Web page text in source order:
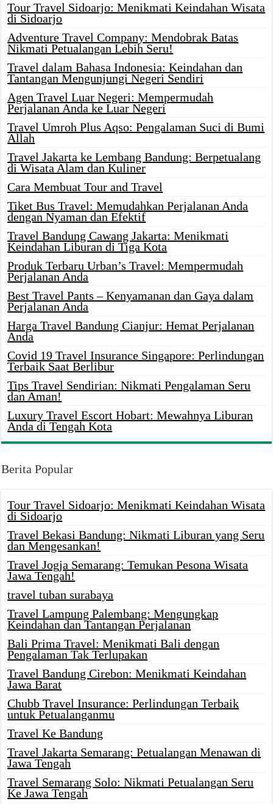
Tour Travel Sidoarjo: Menikmati Keindahan Wisata
di Sidoarjo
Adventure Travel Company: Mendobrak Batas
Nikmati Petualangan Lebih Seru!
Travel dalam Bahasa Indonesia: Keindahan dan
Tantangan Mengunjungi Negeri Sendiri
Agen Travel Luar Negeri: Mempermudah
Perjalanan Anda ke Luar Negeri
Travel Umroh Plus Aqso: Pengalaman Suci di Bumi
Allah
Travel Jakarta ke Lembang Bandung: Berpetualang
di Wisata Alam dan Kuliner
Cara Membuat Tour and Travel
Tiket Bus Travel: Memudahkan Perjalanan Anda
dengan Nyaman dan Efektif
Travel Bandung Cawang Jakarta: Menikmati
Keindahan Liburan di Tiga Kota
Produk Terbaru Urban’s Travel: Mempermudah
Perjalanan Anda
Best Travel Pants – Kenyamanan dan Gaya dalam
Perjalanan Anda
Harga Travel Bandung Cianjur: Hemat Perjalanan
Anda
Covid 19 Travel Insurance Singapore: Perlindungan
Terbaik Saat Berlibur
Tips Travel Sendirian: Nikmati Pengalaman Seru
dan Aman!
Luxury Travel Escort Hobart: Mewahnya Liburan
Anda di Tengah Kota
Berita Popular
Tour Travel Sidoarjo: Menikmati Keindahan Wisata
di Sidoarjo
Travel Bekasi Bandung: Nikmati Liburan yang Seru
dan Mengesankan!
Travel Jogja Semarang: Temukan Pesona Wisata
Jawa Tengah!
travel tuban surabaya
Travel Lampung Palembang: Mengungkap
Keindahan dan Tantangan Perjalanan
Bali Prima Travel: Menikmati Bali dengan
Pengalaman Tak Terlupakan
Travel Bandung Cirebon: Menikmati Keindahan
Jawa Barat
Chubb Travel Insurance: Perlindungan Terbaik
untuk Petualanganmu
Travel Ke Bandung
Travel Jakarta Semarang: Petualangan Menawan di
Jawa Tengah
Travel Semarang Solo: Nikmati Petualangan Seru
Ke Jawa Tengah